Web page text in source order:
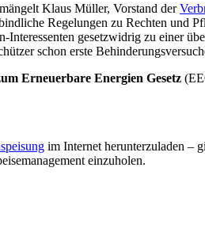
Klaus Müller, Vorstand der
Regelungen zu Rechten und
gesetzwidrig zu einer
schon erste
Erneuerbare Energien Gesetz
im Internet herunterzuladen –
einzuholen.